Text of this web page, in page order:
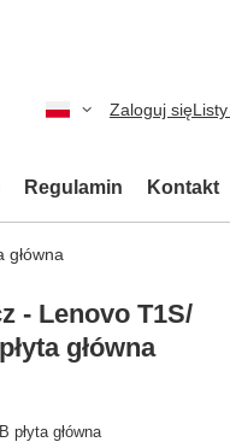
Zaloguj się
Regulamin Kontakt
główna
- Lenovo T1S/
główna
płyta główna